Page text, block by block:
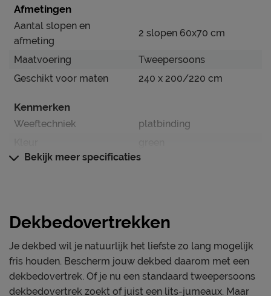
Bij Beddinghouse vind je niet alleen
dekbedovertrekken, maar ook bedspreien, moltons,
hoeslakens en badtextiel. Onze producten combineren
stijl met comfort en duurzaamheid.
Innovatief Design: Altijd volgens de laatste trends.
Hoogwaardige Kwaliteit: Duurzame en comfortabele
Groot Assortiment: Voor iedere smaak een passend
seersucker. Het overtrek heeft over de gehele breedte
aan beide zijden een dubbele instopstrook. De totale
lengte van het dekbedovertrek is 250 cm. Dit is extra
lang waardoor het dekbedovertrek gemakkelijk onder
het matras gestopt kan worden en koude voeten
worden voorkomen. Het overtrek is geschikt voor
Afmetingen
Aantal slopen en
afmeting
2 slopen 60x70 cm
Maatvoering
Tweepersoons
Geschikt voor maten
240 x 200/220 cm
Kenmerken
Weeftechniek
platbinding
Dessin
strepen
Materiaal
Materiaal katoen
Wasinstructies wasbaar tot 60°C
Bekijk meer specificaties
Dekbedovertrekken
Je dekbed wil je natuurlijk het liefste zo lang mogelijk
fris houden. Bescherm jouw dekbed daarom met een
dekbedovertrek. Of je nu een standaard tweepersoons
dekbedovertrek zoekt of juist een lits-jumeaux. Maar